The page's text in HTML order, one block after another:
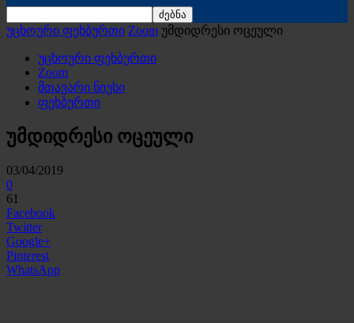
უცხოური ფეხბურთი Zoom უმდიდრესი ოცეული
უცხოური ფეხბურთი
Zoom
მთავარი ნიუსი
ფეხბურთი
უმდიდრესი ოცეული
03/04/2019
0
61
Facebook
Twitter
Google+
Pinterest
WhatsApp